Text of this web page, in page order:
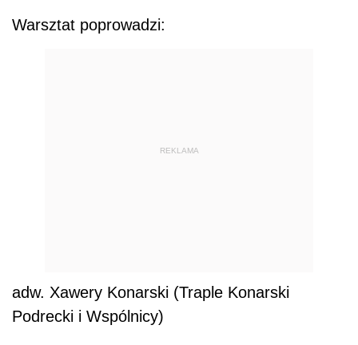
Warsztat poprowadzi:
REKLAMA
adw. Xawery Konarski (Traple Konarski
Podrecki i Wspólnicy)